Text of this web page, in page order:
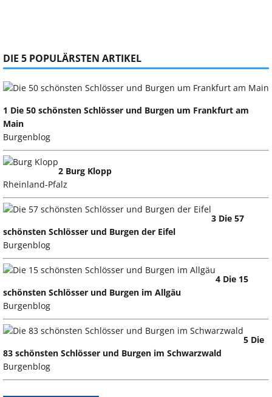
DIE 5 POPULÄRSTEN ARTIKEL
1 Die 50 schönsten Schlösser und Burgen um Frankfurt am
Main
Burgenblog
2 Burg Klopp
Rheinland-Pfalz
3 Die 57
schönsten Schlösser und Burgen der Eifel
Burgenblog
4 Die 15
schönsten Schlösser und Burgen im Allgäu
Burgenblog
5 Die
83 schönsten Schlösser und Burgen im Schwarzwald
Burgenblog